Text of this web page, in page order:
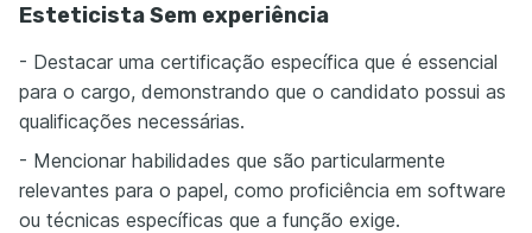
Esteticista Sem experiência
- Destacar uma certificação específica que é essencial
para o cargo, demonstrando que o candidato possui as
qualificações necessárias.
- Mencionar habilidades que são particularmente
relevantes para o papel, como proficiência em software
ou técnicas específicas que a função exige.